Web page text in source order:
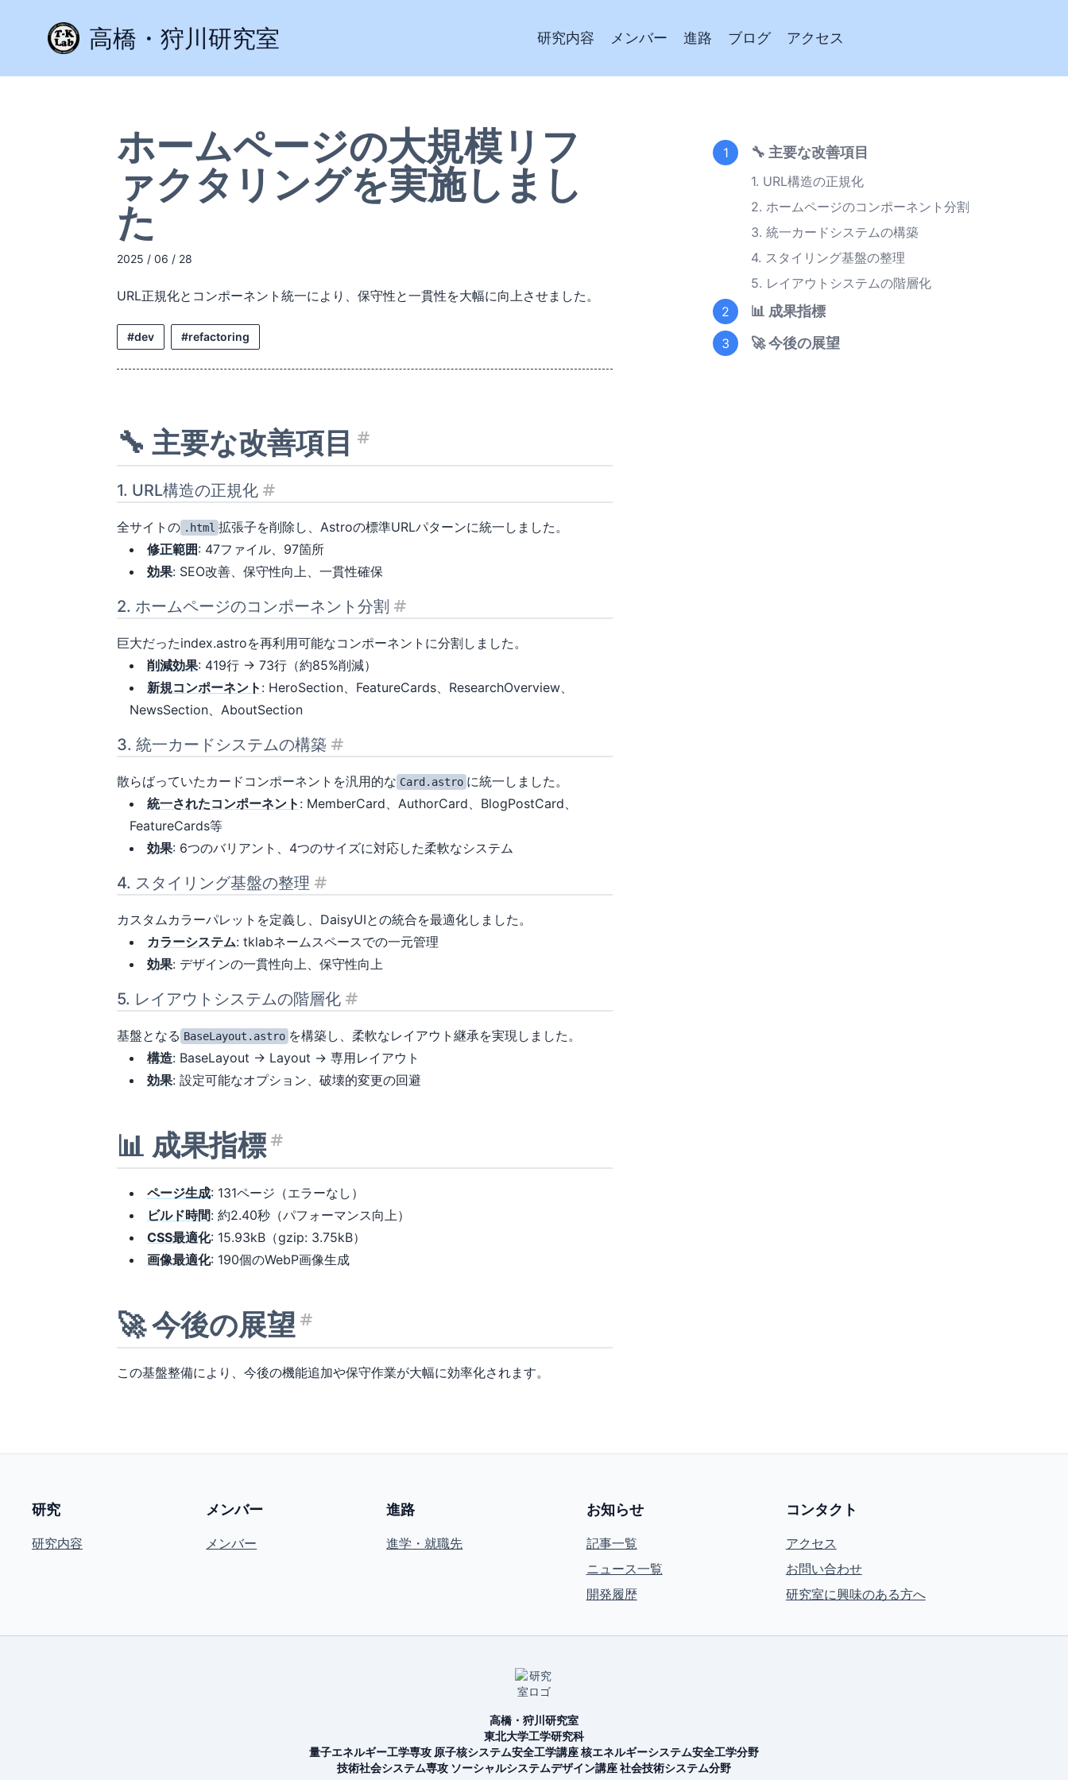
高橋・狩川研究室 研究内容 メンバー 進路 ブログ アクセス
ホームページの大規模リフ
ァクタリングを実施しまし
た
2025 / 06 / 28
URL正規化とコンポーネント統一により、保守性と一貫性を大幅に向上させました。
#dev #refactoring
🔧 主要な改善項目
見出し「🔧 主要な改善項目」
1. URL構造の正規化
全サイトの .html 拡張子を削除し、Astroの標準URLパターンに統一しました。
修正範囲: 47ファイル、97箇所
効果: SEO改善、保守性向上、一貫性確保
2. ホームページのコンポーネント分割
巨大だったindex.astroを再利用可能なコンポーネントに分割しました。
削減効果: 419行 → 73行（約85%削減）
新規コンポーネント : HeroSection、FeatureCards、ResearchOverview、
NewsSection、AboutSection
3. 統一カードシステムの構築
散らばっていたカードコンポーネントを汎用的な Card.astro に統一しました。
統一されたコンポーネント : MemberCard、AuthorCard、BlogPostCard、
FeatureCards等
効果: 6つのバリアント、4つのサイズに対応した柔軟なシステム
4. スタイリング基盤の整理
カスタムカラーパレットを定義し、DaisyUIとの統合を最適化しました。
カラーシステム: tklabネームスペースでの一元管理
効果: デザインの一貫性向上、保守性向上
5. レイアウトシステムの階層化
基盤となる BaseLayout.astro を構築し、柔軟なレイアウト継承を実現しました。
構造: BaseLayout → Layout → 専用レイアウト
効果: 設定可能なオプション、破壊的変更の回避
📊 成果指標
見出し「📊 成果指標」
ページ生成: 131ページ（エラーなし）
ビルド時間: 約2.40秒（パフォーマンス向上）
CSS最適化: 15.93kB（gzip: 3.75kB）
画像最適化: 190個のWebP画像生成
🚀 今後の展望
見出し「🚀 今後の展望」
この基盤整備により、今後の機能追加や保守作業が大幅に効率化されます。
1 🔧 主要な改善項目
1. URL構造の正規化
2. ホームページのコンポーネント分割
3. 統一カードシステムの構築
4. スタイリング基盤の整理
5. レイアウトシステムの階層化
2
📊 成果指標
3 🚀 今後の展望
研究
研究内容
メンバー
メンバー
進路
進学・就職先
お知らせ
記事一覧
ニュース一覧
開発履歴
コンタクト
アクセス
お問い合わせ
研究室に興味のある方へ
高橋・狩川研究室
東北大学工学研究科
量子エネルギー工学専攻 原子核システム安全工学講座核エネルギーシステム安全工学分野
技術社会システム専攻 ソーシャルシステムデザイン講座社会技術システム分野